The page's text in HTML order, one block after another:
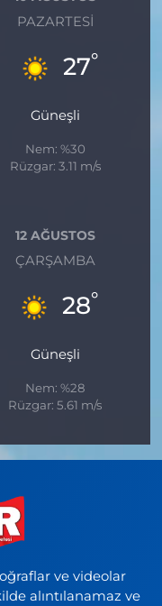
PAZARTESI
27°
Güneşli
Nem: %30
Rüzgar: 3.11 m/s
12 AĞUSTOS
ÇARŞAMBA
28°
Güneşli
Nem: %28
Rüzgar: 5.61 m/s
ve videolar
alıntılanamaz ve